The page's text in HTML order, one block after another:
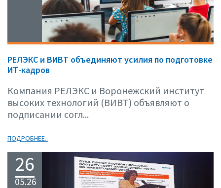
РЕЛЭКС и ВИВТ объединяют усилия по подготовке
ИТ-кадров
Компания РЕЛЭКС и Воронежский институт
высоких технологий (ВИВТ) объявляют о
подписании согл...
ПОДРОБНЕЕ..
26
05.26